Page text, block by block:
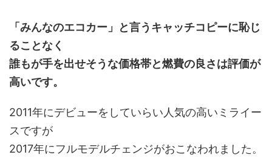
「みんなのエコカー」と言うキャッチコピーに恥じ
ることなく
誰もが手を出せそうな価格帯と燃費の良さは評価が
高いです。
2011年にデビューをしていらい人気の高いミライー
スですが
2017年にフルモデルチェンジがおこなわれました。